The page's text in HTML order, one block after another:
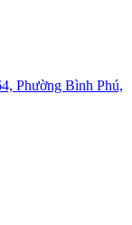
Phường Bình Phú,